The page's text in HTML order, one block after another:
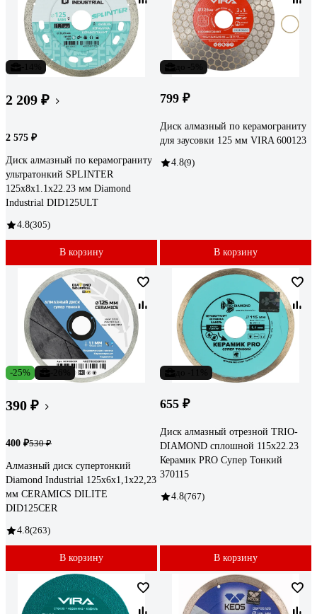
2 209 ₽
2 575 ₽
Диск алмазный по керамограниту
ультратонкий SPLINTER
125x8x1.1x22.23 мм Diamond
Industrial DID125ULT
4.8(305)
В корзину
799 ₽
Диск алмазный по керамограниту
для заусовки 125 мм VIRA 600123
4.8(9)
В корзину
-25%
390 ₽
400 ₽530 ₽
Алмазный диск супертонкий
Diamond Industrial 125x6х1,1x22,23
мм CERAMICS DILITE
DID125CER
4.8(263)
В корзину
655 ₽
Диск алмазный отрезной TRIO-
DIAMOND сплошной 115x22.23
Керамик PRO Супер Тонкий
370115
4.8(767)
В корзину